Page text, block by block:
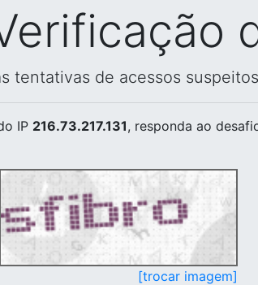
tentativas de acessos
IP 216.73.217.131, responda ao
[trocar imagem]